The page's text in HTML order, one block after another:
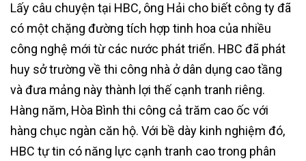
Lấy câu chuyện tại HBC, ông Hải cho biết công ty đã
có một chặng đường tích hợp tinh hoa của nhiều
công nghệ mới từ các nước phát triển. HBC đã phát
huy sở trường về thi công nhà ở dân dụng cao tầng
và đưa mảng này thành lợi thế cạnh tranh riêng.
Hàng năm, Hòa Bình thi công cả trăm cao ốc với
hàng chục ngàn căn hộ. Với bề dày kinh nghiệm đó,
HBC tự tin có năng lực cạnh tranh cao trong phân